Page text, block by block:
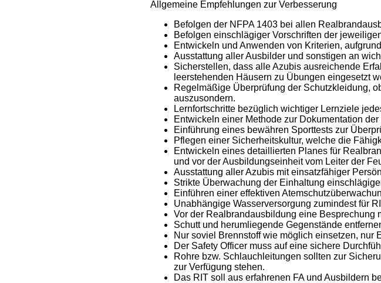
Allgemeine Empfehlungen zur Verbesserung
Befolgen der NFPA 1403 bei allen
Befolgen einschlägiger Vorschriften der
Entwickeln und Anwenden von Kriterien,
Ausstattung aller Ausbilder und sonstigen an
Sicherstellen, dass alle Azubis ausreichende
leerstehenden Häusern zu Übungen eingesetzt
Regelmäßige Überprüfung der Schutzkleidung,
auszusondern.
Lernfortschritte bezüglich wichtiger Lernziele
Entwickeln einer Methode zur Dokumentation
Einführung eines bewähren Sporttests zur
Pflegen einer Sicherheitskultur, welche die
Entwickeln eines detaillierten Planes für
und vor der Ausbildungseinheit vom Leiter der
Ausstattung aller Azubis mit einsatzfähiger
Strikte Überwachung der Einhaltung
Einführen einer effektiven
Unabhängige Wasserversorgung zumindest für
Vor der Realbrandausbildung eine Besprechung
Schutt und herumliegende Gegenstände
Nur soviel Brennstoff wie möglich einsetzen, nur
Der Safety Officer muss auf eine sichere
Rohre bzw. Schlauchleitungen sollten zur
zur Verfügung stehen.
Das RIT soll aus erfahrenen FA und Ausbildern